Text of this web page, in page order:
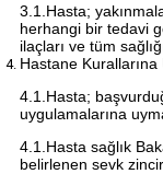
3.1.Hasta;
herhangi bir tedavi
ilaçları ve tüm
Hastane Kurallarına
4.1.Hasta;
uygulamalarına
4.1.Hasta sağlık
belirlenen sevk